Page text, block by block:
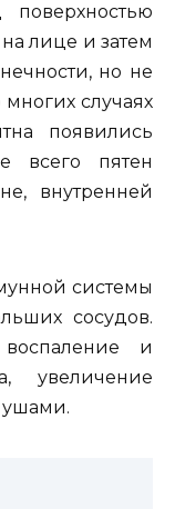
лице и затем
но не
случаях
появились
всего пятен
внутренней
системы
сосудов.
и
увеличение
ушами.